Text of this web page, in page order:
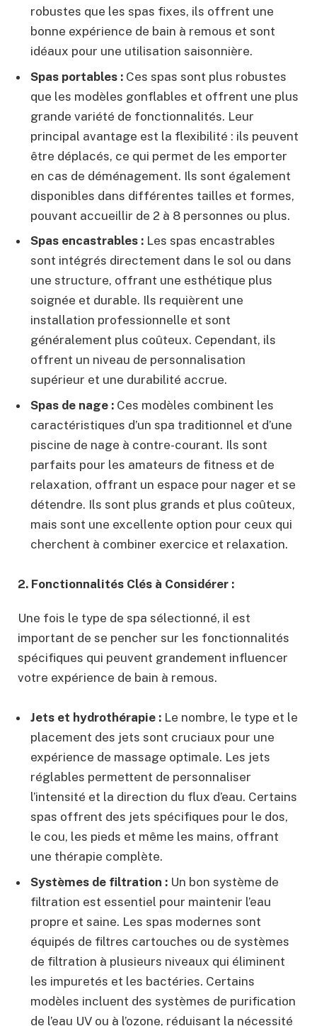
robustes que les spas fixes, ils offrent une
bonne expérience de bain à remous et sont
idéaux pour une utilisation saisonnière.
Spas portables : Ces spas sont plus robustes
que les modèles gonflables et offrent une plus
grande variété de fonctionnalités. Leur
principal avantage est la flexibilité : ils peuvent
être déplacés, ce qui permet de les emporter
en cas de déménagement. Ils sont également
disponibles dans différentes tailles et formes,
pouvant accueillir de 2 à 8 personnes ou plus.
Spas encastrables : Les spas encastrables
sont intégrés directement dans le sol ou dans
une structure, offrant une esthétique plus
soignée et durable. Ils requièrent une
installation professionnelle et sont
généralement plus coûteux. Cependant, ils
offrent un niveau de personnalisation
supérieur et une durabilité accrue.
Spas de nage : Ces modèles combinent les
caractéristiques d’un spa traditionnel et d’une
piscine de nage à contre-courant. Ils sont
parfaits pour les amateurs de fitness et de
relaxation, offrant un espace pour nager et se
détendre. Ils sont plus grands et plus coûteux,
mais sont une excellente option pour ceux qui
cherchent à combiner exercice et relaxation.
2. Fonctionnalités Clés à Considérer :
Une fois le type de spa sélectionné, il est
important de se pencher sur les fonctionnalités
spécifiques qui peuvent grandement influencer
votre expérience de bain à remous.
Jets et hydrothérapie : Le nombre, le type et le
placement des jets sont cruciaux pour une
expérience de massage optimale. Les jets
réglables permettent de personnaliser
l’intensité et la direction du flux d’eau. Certains
spas offrent des jets spécifiques pour le dos,
le cou, les pieds et même les mains, offrant
une thérapie complète.
Systèmes de filtration : Un bon système de
filtration est essentiel pour maintenir l’eau
propre et saine. Les spas modernes sont
équipés de filtres cartouches ou de systèmes
de filtration à plusieurs niveaux qui éliminent
les impuretés et les bactéries. Certains
modèles incluent des systèmes de purification
de l’eau UV ou à l’ozone, réduisant la nécessité